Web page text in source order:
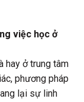
việc học ở
hay ở trung tâm
phương pháp
lại sự linh